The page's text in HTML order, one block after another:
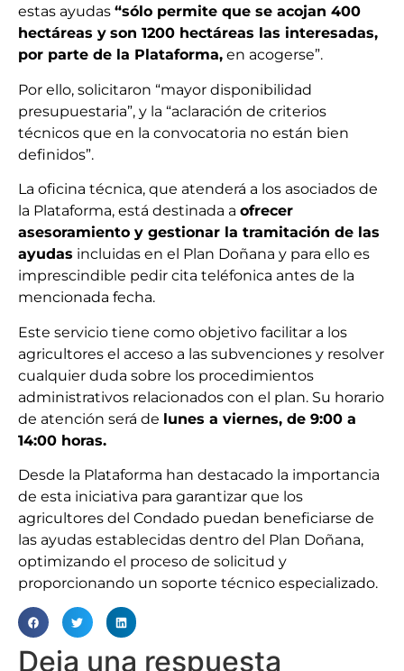
estas ayudas “sólo permite que se acojan 400
hectáreas y son 1200 hectáreas las interesadas,
por parte de la Plataforma, en acogerse”.
Por ello, solicitaron “mayor disponibilidad
presupuestaria”, y la “aclaración de criterios
técnicos que en la convocatoria no están bien
definidos”.
La oficina técnica, que atenderá a los asociados de
la Plataforma, está destinada a ofrecer
asesoramiento y gestionar la tramitación de las
ayudas incluidas en el Plan Doñana y para ello es
imprescindible pedir cita teléfonica antes de la
mencionada fecha.
Este servicio tiene como objetivo facilitar a los
agricultores el acceso a las subvenciones y resolver
cualquier duda sobre los procedimientos
administrativos relacionados con el plan. Su horario
de atención será de lunes a viernes, de 9:00 a
14:00 horas.
Desde la Plataforma han destacado la importancia
de esta iniciativa para garantizar que los
agricultores del Condado puedan beneficiarse de
las ayudas establecidas dentro del Plan Doñana,
optimizando el proceso de solicitud y
proporcionando un soporte técnico especializado.
Deja una respuesta